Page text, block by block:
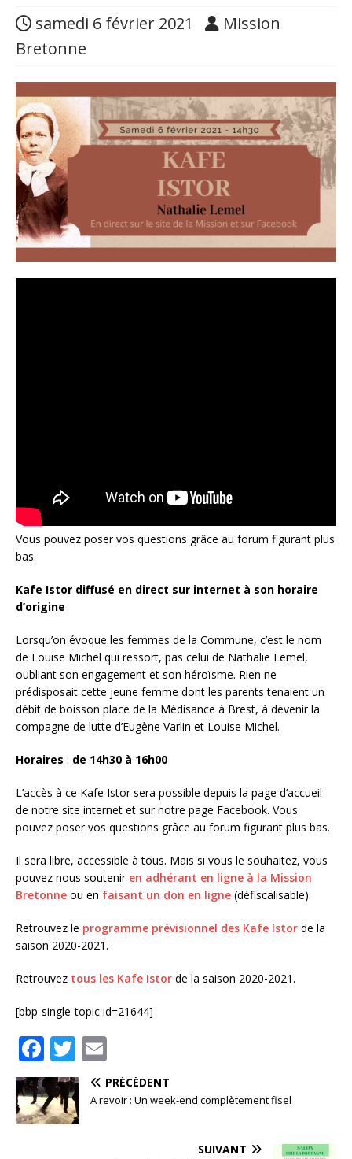
samedi 6 février 2021
Mission
Bretonne
Vous pouvez poser vos questions grâce au forum figurant plus
bas.
Kafe Istor diffusé en direct sur internet à son horaire
d’origine
Lorsqu’on évoque les femmes de la Commune, c’est le nom
de Louise Michel qui ressort, pas celui de Nathalie Lemel,
oubliant son engagement et son héroïsme. Rien ne
prédisposait cette jeune femme dont les parents tenaient un
débit de boisson place de la Médisance à Brest, à devenir la
compagne de lutte d’Eugène Varlin et Louise Michel.
Horaires : de 14h30 à 16h00
L’accès à ce Kafe Istor sera possible depuis la page d’accueil
de notre site internet et sur notre page Facebook. Vous
pouvez poser vos questions grâce au forum figurant plus bas.
Il sera libre, accessible à tous. Mais si vous le souhaitez, vous
pouvez nous soutenir en adhérant en ligne à la Mission
Bretonne ou en faisant un don en ligne (défiscalisable).
Retrouvez le programme prévisionnel des Kafe Istor de la
saison 2020-2021.
Retrouvez tous les Kafe Istor de la saison 2020-2021.
[bbp-single-topic id=21644]
F
a
c
e
T
w
it
te
m
ai
PRÉCÉDENT
A revoir : Un week-end complètement fisel
SUIVANT